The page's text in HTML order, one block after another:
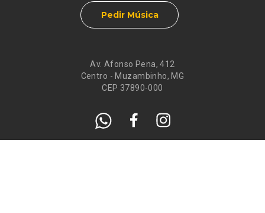
Av. Afonso Pena, 412
Centro - Muzambinho, MG
CEP 37890-000
Pedir Música